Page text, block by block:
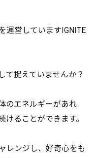
運営していますIGNITE
て捉えていませんか？
のエネルギーがあれ
けることができます。
レンジし、 好奇心をも